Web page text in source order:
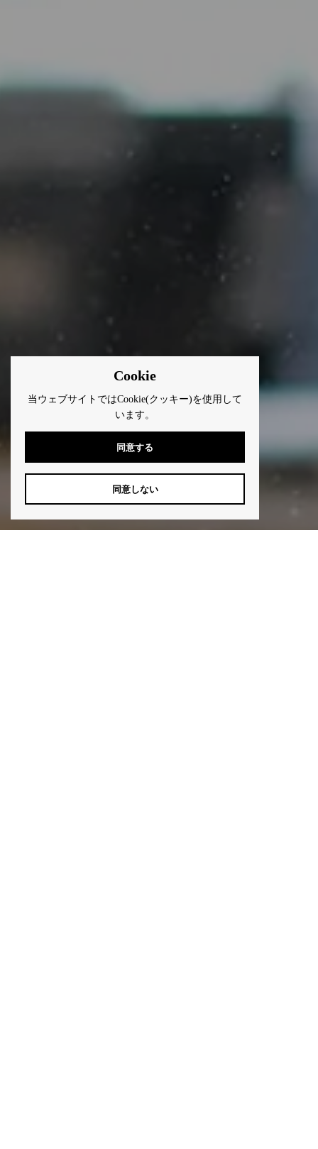
Cookie
当ウェブサイトではCookie(クッキー)を使用して
います。
同意する
同意しない